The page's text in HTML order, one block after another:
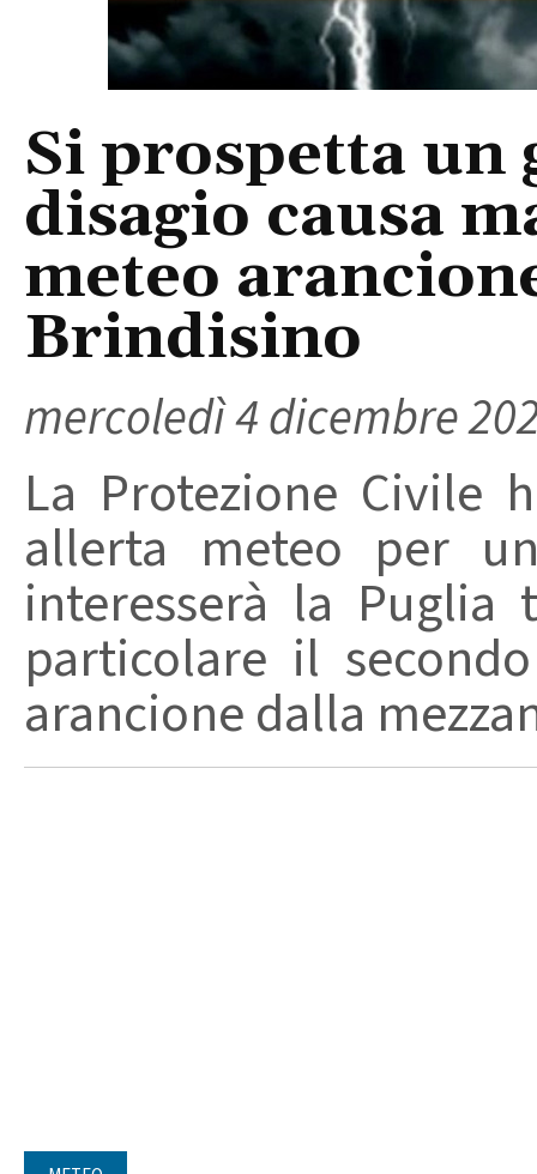
Si prospetta
disagio causa
meteo
Brindisino
mercoledì 4 dicembre
La Protezione Civile
allerta meteo per
interesserà la
particolare il
arancione dalla